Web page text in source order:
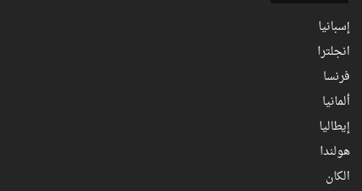
إسبانيا
انجلترا
فرنسا
ألمانيا
إيطاليا
هولندا
الكان